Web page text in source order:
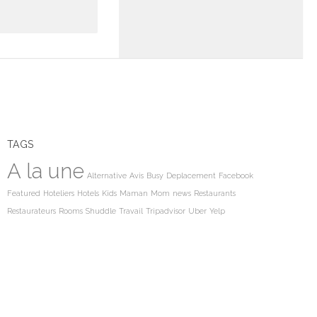
TAGS
A la une Alternative Avis Busy Deplacement Facebook
Featured Hoteliers Hotels Kids Maman Mom news Restaurants
Restaurateurs Rooms Shuddle Travail Tripadvisor Uber Yelp